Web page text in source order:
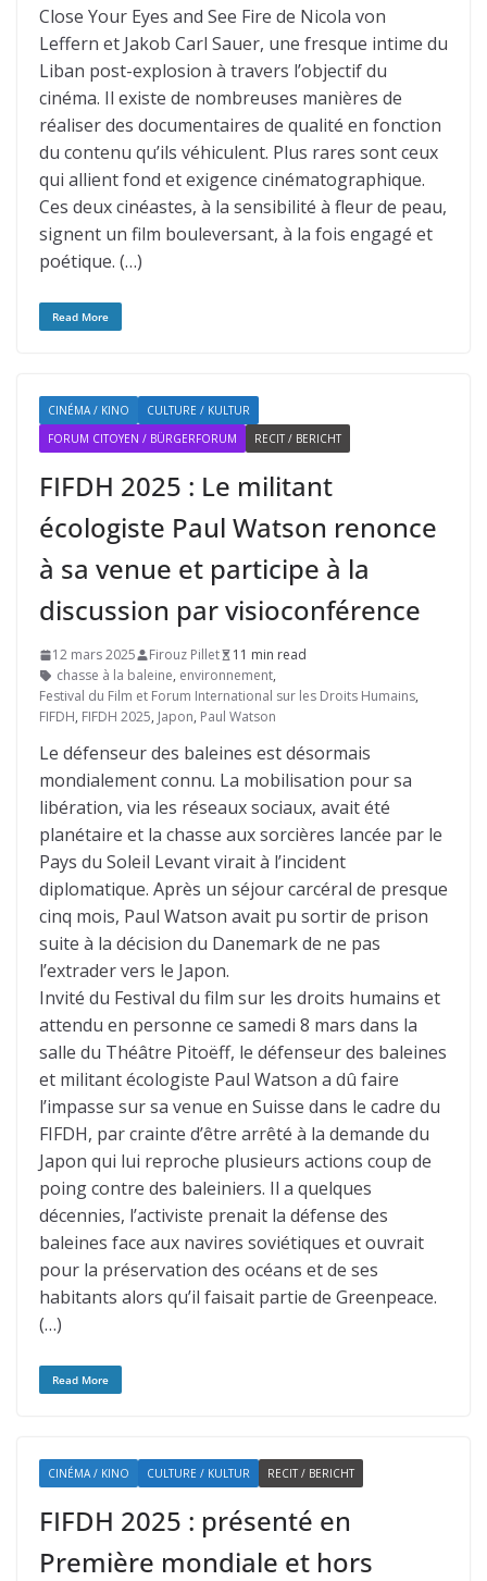
Close Your Eyes and See Fire de Nicola von
Leffern et Jakob Carl Sauer, une fresque intime du
Liban post-explosion à travers l’objectif du
cinéma. Il existe de nombreuses manières de
réaliser des documentaires de qualité en fonction
du contenu qu’ils véhiculent. Plus rares sont ceux
qui allient fond et exigence cinématographique.
Ces deux cinéastes, à la sensibilité à fleur de peau,
signent un film bouleversant, à la fois engagé et
poétique. (…)
Read More
CINÉMA / KINO
CULTURE / KULTUR
FORUM CITOYEN / BÜRGERFORUM
RECIT / BERICHT
FIFDH 2025 : Le militant
écologiste Paul Watson renonce
à sa venue et participe à la
discussion par visioconférence
12 mars 2025 Firouz Pillet
11 min read
chasse à la baleine, environnement,
Festival du Film et Forum International sur les Droits Humains,
FIFDH, FIFDH 2025, Japon, Paul Watson
Le défenseur des baleines est désormais
mondialement connu. La mobilisation pour sa
libération, via les réseaux sociaux, avait été
planétaire et la chasse aux sorcières lancée par le
Pays du Soleil Levant virait à l’incident
diplomatique. Après un séjour carcéral de presque
cinq mois, Paul Watson avait pu sortir de prison
suite à la décision du Danemark de ne pas
l’extrader vers le Japon.
Invité du Festival du film sur les droits humains et
attendu en personne ce samedi 8 mars dans la
salle du Théâtre Pitoëff, le défenseur des baleines
et militant écologiste Paul Watson a dû faire
l’impasse sur sa venue en Suisse dans le cadre du
FIFDH, par crainte d’être arrêté à la demande du
Japon qui lui reproche plusieurs actions coup de
poing contre des baleiniers. Il a quelques
décennies, l’activiste prenait la défense des
baleines face aux navires soviétiques et ouvrait
pour la préservation des océans et de ses
habitants alors qu’il faisait partie de Greenpeace.
(…)
Read More
CINÉMA / KINO CULTURE / KULTUR RECIT / BERICHT
FIFDH 2025 : présenté en
Première mondiale et hors